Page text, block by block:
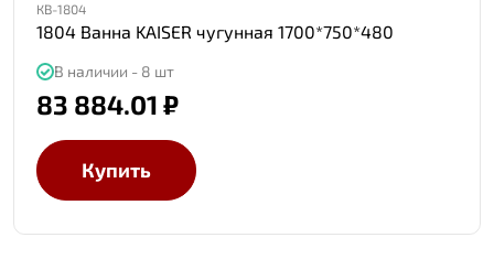
КВ-1804
1804 Ванна KAISER чугунная 1700*750*480
В наличии - 8 шт
83 884.01 ₽
Купить